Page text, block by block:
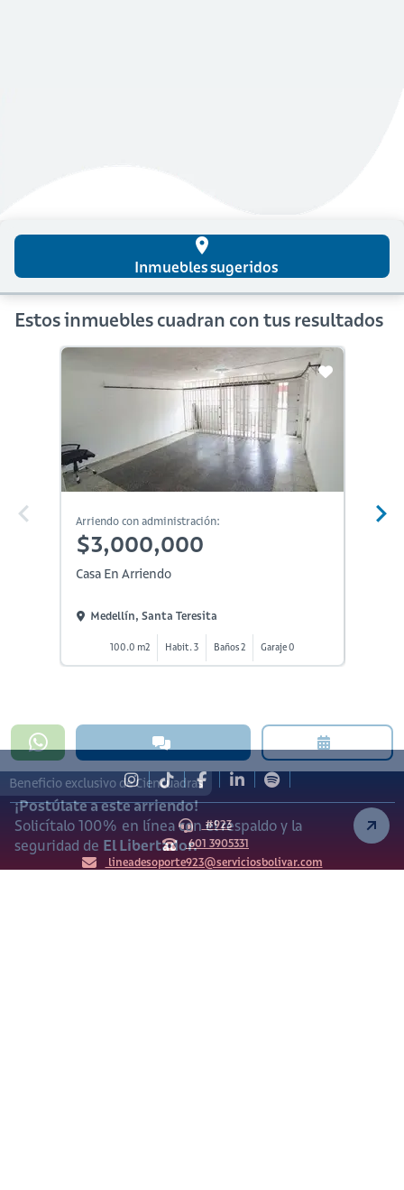
Beneficio exclusivo de Ciencuadras
¡Postúlate a este arriendo!
Solicítalo 100% en línea con el respaldo y la
seguridad de El Libertador.
place
Inmuebles sugeridos
Estos inmuebles cuadran con tus resultados
Arriendo con administración:
$3,000,000
Casa En Arriendo
Medellín, Santa Teresita
100.0 m2 Habit. 3 Baños 2 Garaje 0
#923
601 3905331
lineadesoporte923@serviciosbolivar.com